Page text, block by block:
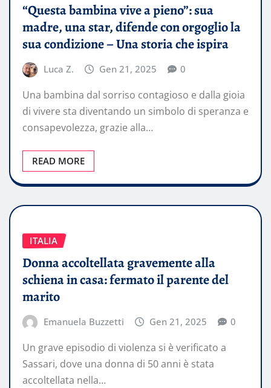
“Questa bambina vive a pieno”: sua
madre, una star, difende con orgoglio la
sua condizione – Una storia che ispira
Luca Z. Gen 21, 2025 0
Una bambina dal sorriso contagioso e dalla gioia
di vivere sta diventando un simbolo di speranza e
consapevolezza, grazie alla…
READ MORE
ITALIA
Donna accoltellata gravemente alla
schiena in casa: fermato il parente del
marito
Emanuela Buzzetti Gen 21, 2025 0
Un grave episodio di violenza si è verificato a
Sassari, dove una donna di 50 anni è stata
accoltellata nella…